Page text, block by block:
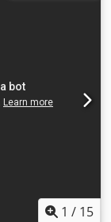
Deutsch,
1 / 15